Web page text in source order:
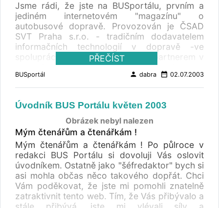
Jsme rádi, že jste na BUSportálu, prvním a
jediném internetovém "magazínu" o
autobusové dopravě. Provozován je ČSAD
SVT Praha s.r.o. - tradičním dodavatelem
informačních technologií v dopravě -ve
spolupráci s ČESMAD Bohemia ; partnerem v
agendě jízdních řádů je CHAPS spol.s.r.o. .
Spolupracujeme také s Ministerstvem dopravy
ČR, ADSSS, ADSSF, Dopravákem, DFJP
Univerzity Pardubice i s mnoha dopravci a
firmami i školami, jejichž činnost s dopravou
souvisí. A jaké jsou důvody, proč web
provozujeme ? Množství kvalitních informací z
oboru Kontakty a partneři v dopravě
Informační technologie jako obor činnosti
Zkušenosti z dopravy včetně provozování
AMSBUS Příjemné množství návštěvníků
Stoupající zájem inzerentů Prezentace
vlastních informačních produktů nejen pro
dopravu ... a také nás to baví :-) v ČSAD SVT
PŘEČÍST
BUSportál person dabra date_range 02.07.2003
Úvodník BUS Portálu květen 2003
Obrázek nebyl nalezen
Mým čtenářům a čtenářkám !
Mým čtenářům a čtenářkám ! Po půlroce v
redakci BUS Portálu si dovoluji Vás oslovit
úvodníkem. Ostatně jako "šéfredaktor" bych si
asi mohla občas něco takového dopřát. Chci
Vám poděkovat, že jste mi pomohli znatelně
zatraktivnit tento web. Tím, že Vás přibývalo a